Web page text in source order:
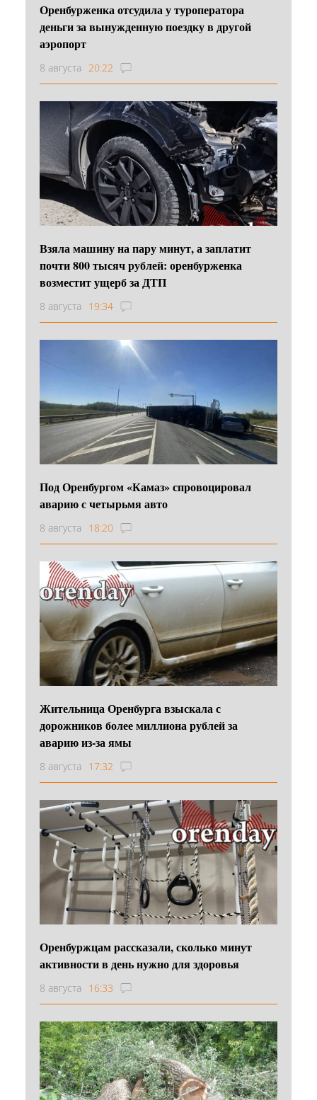
Оренбурженка отсудила у туроператора
деньги за вынужденную поездку в другой
аэропорт
8 августа 20:22
Взяла машину на пару минут, а заплатит
почти 800 тысяч рублей: оренбурженка
возместит ущерб за ДТП
8 августа 19:34
Под Оренбургом «Камаз» спровоцировал
аварию с четырьмя авто
8 августа 18:20
Жительница Оренбурга взыскала с
дорожников более миллиона рублей за
аварию из-за ямы
8 августа 17:32
Оренбуржцам рассказали, сколько минут
активности в день нужно для здоровья
8 августа 16:33